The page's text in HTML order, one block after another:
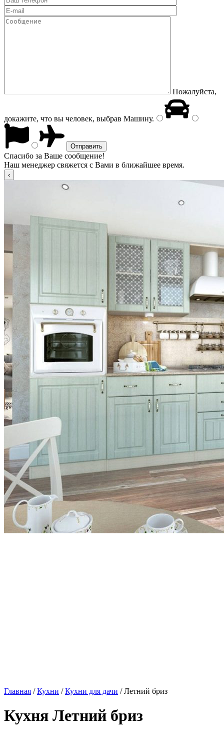
Пожалуйста,
докажите, что вы человек, выбрав Машину.
Спасибо за Ваше сообщение!
Наш менеджер свяжется с Вами в ближайшее время.
Главная /Кухни /Кухни для дачи / Летний бриз
Кухня Летний бриз